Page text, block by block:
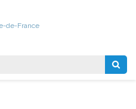
de-France
Rechercher